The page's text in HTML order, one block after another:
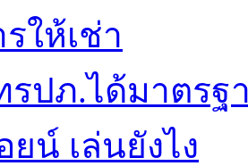
ให้เช่า
รปภ.ได้มาตรฐ
น์ เล่นยังไง